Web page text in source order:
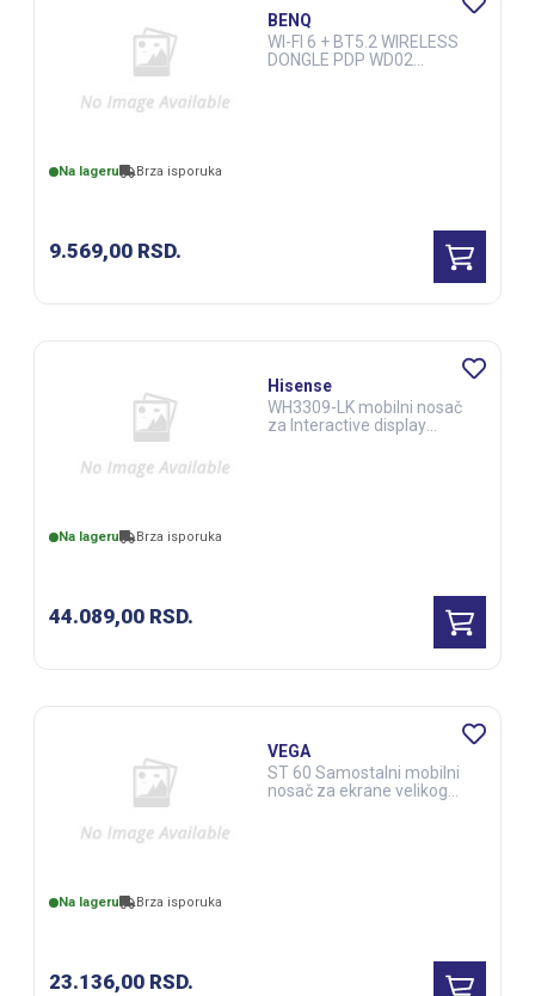
Na lageru Brza isporuka
9.569,00 RSD.
BENQ
WI-FI 6 + BT5.2 WIRELESS
DONGLE PDP WD02
Na lageru Brza isporuka
44.089,00 RSD.
Hisense
WH3309-LK mobilni nosač
za Interactive display
Na lageru Brza isporuka
23.136,00 RSD.
VEGA
ST 60 Samostalni mobilni
nosač za ekrane velikog